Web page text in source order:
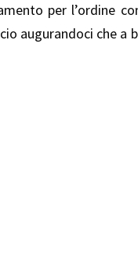
per l’ordine
augurandoci che a